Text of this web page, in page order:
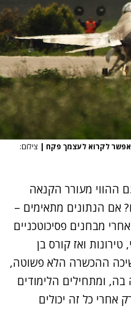
| צילום:
ההווי מעורר הקנאה
אם הנתונים מתאימים –
מבחנים פסיכוטכניים
טירונות ואז קורס בן
ההכשרה הלא פשוטה,
ומתחילים הלימודים
אחרי כל זה יכולים